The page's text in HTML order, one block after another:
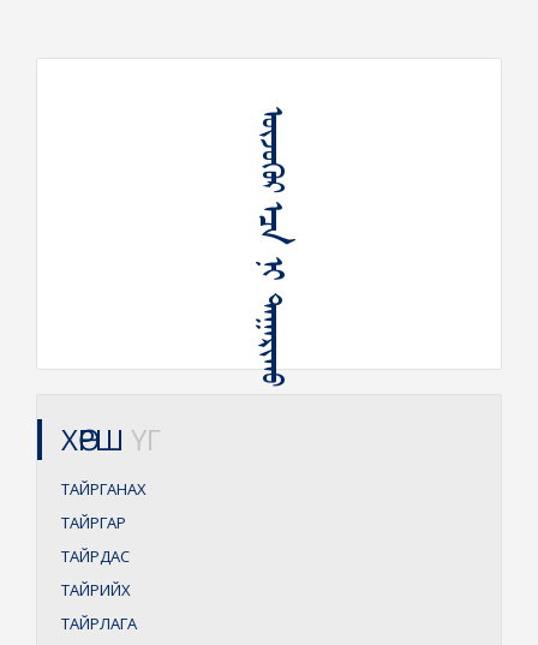
ᠦᠵᠦᠭᠦᠷ ᠡᠴᠡ ᠨᠢ ᠲᠠᠭᠠᠷᠢᠬᠤ
ХӨРШ ҮГ
ТАЙРГАНАХ
ТАЙРГАР
ТАЙРДАС
ТАЙРИЙХ
ТАЙРЛАГА